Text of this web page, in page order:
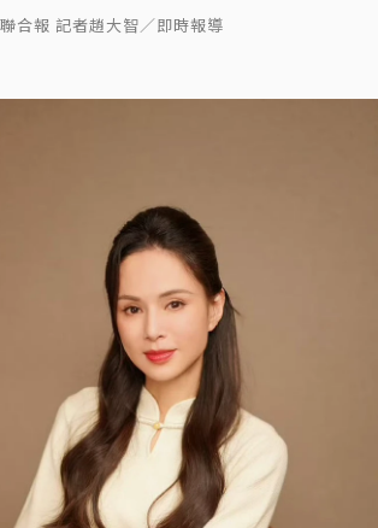
聯合報 記者趙大智／即時報導